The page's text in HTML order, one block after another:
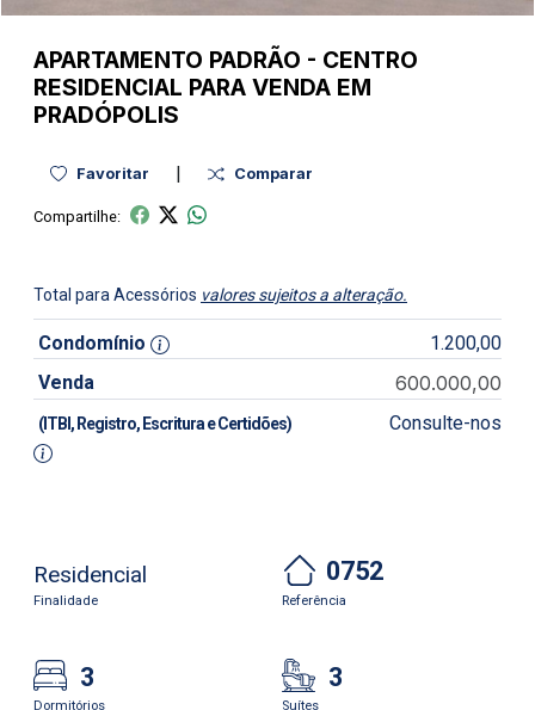
APARTAMENTO PADRÃO - CENTRO
RESIDENCIAL PARA VENDA EM
PRADÓPOLIS
Favoritar | Comparar
Compartilhe:
Total para Acessórios valores sujeitos a alteração.
Condomínio
1.200,00
Venda
600.000,00
(ITBI, Registro, Escritura e Certidões) Consulte-nos
Residencial
Finalidade
0752
Referência
3
Dormitórios
3
Suítes